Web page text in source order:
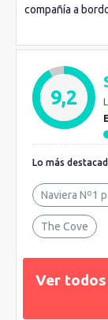
compañía a
héroes y
gemelos Disney
Disney Dream y
espíritu de la
y
restaurantes,
catalogada como
mundo para
9,2
Lo más
Naviera Nº1
The Cove
Ver